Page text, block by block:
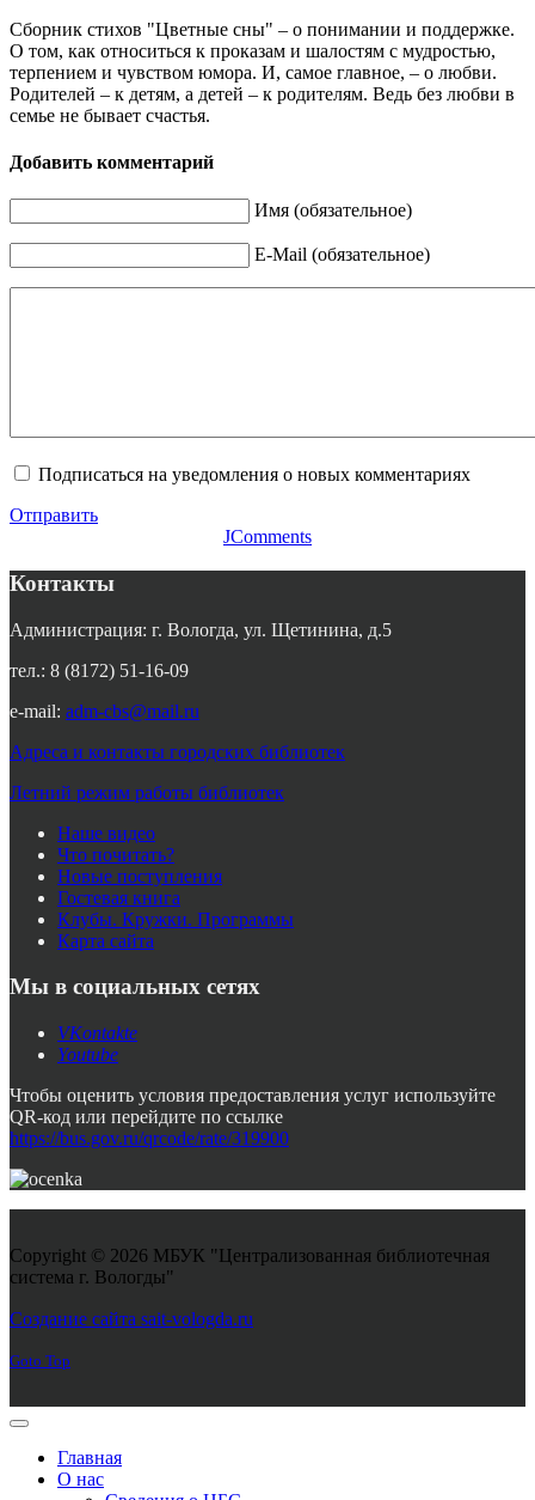
Сборник стихов "Цветные сны" – о понимании и поддержке.
О том, как относиться к проказам и шалостям с мудростью,
терпением и чувством юмора. И, самое главное, – о любви.
Родителей – к детям, а детей – к родителям. Ведь без любви в
семье не бывает счастья.
Добавить комментарий
Имя (обязательное)
E-Mail (обязательное)
Подписаться на уведомления о новых комментариях
Отправить
JComments
Контакты
Администрация: г. Вологда, ул. Щетинина, д.5
тел.: 8 (8172) 51-16-09
e-mail: adm-cbs@mail.ru
Адреса и контакты городских библиотек
Летний режим работы библиотек
Наше видео
Что почитать?
Новые поступления
Гостевая книга
Клубы. Кружки. Программы
Карта сайта
Мы в социальных сетях
VKontakte
Youtube
Чтобы оценить условия предоставления услуг используйте
QR-код или перейдите по ссылке
https://bus.gov.ru/qrcode/rate/319900
Copyright © 2026 МБУК "Централизованная библиотечная
система г. Вологды"
Создание сайта sait-vologda.ru
Goto Top
Главная
О нас